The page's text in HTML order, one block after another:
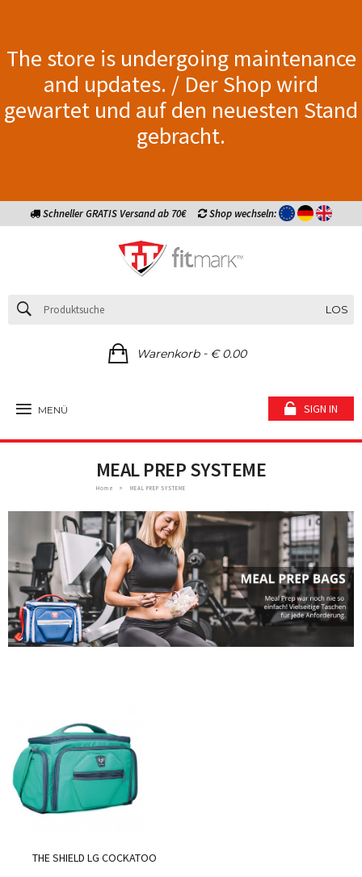
The store is undergoing maintenance
and updates. / Der Shop wird
gewartet und auf den neuesten Stand
gebracht.
Schneller GRATIS Versand ab 70€ Shop wechseln:
LOS
Warenkorb- € 0.00
MENÜ SIGN IN
MEAL PREP SYSTEME
Home MEAL PREP SYSTEME
THE SHIELD LG COCKATOO